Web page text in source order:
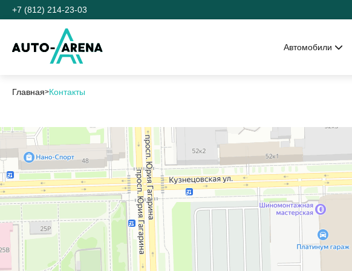
+7 (812) 214-23-03
Автомобили
Главная Контакты